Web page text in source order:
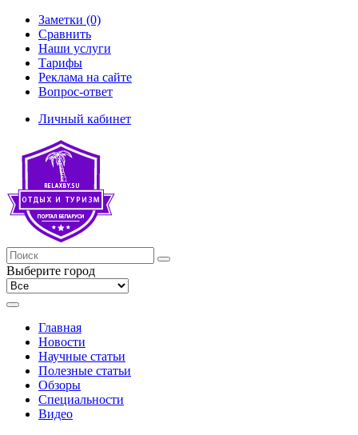
Заметки (0)
Сравнить
Наши услуги
Тарифы
Реклама на сайте
Вопрос-ответ
Личный кабинет
Выберите город
Главная
Новости
Научные статьи
Полезные статьи
Обзоры
Специальности
Видео